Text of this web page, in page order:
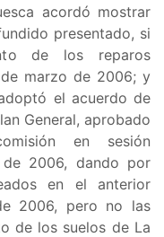
acordó mostrar
presentado, si
de los reparos
marzo de 2006; y
el acuerdo de
General, aprobado
en sesión
2006, dando por
en el anterior
2006, pero no las
de los suelos de La